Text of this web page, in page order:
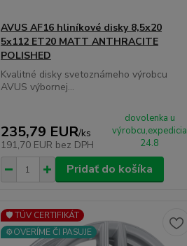
AVUS AF16 hliníkové disky 8,5x20
5x112 ET20 MATT ANTHRACITE
POLISHED
Kvalitné disky svetoznámeho výrobcu
AVUS výbornej...
235,79 EUR/ks
191,70 EUR bez DPH
dovolenka u
výrobcu,expedicia
24.8
Pridať do košíka
🛡️ TÜV CERTIFIKÁT
⚙️OVERÍME ČI PASUJE